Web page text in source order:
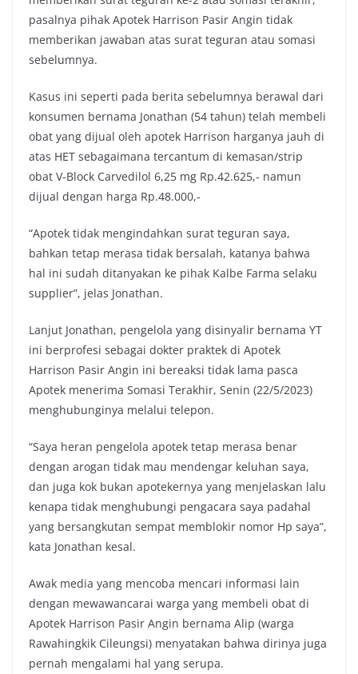
pasalnya pihak Apotek Harrison Pasir Angin tidak
memberikan jawaban atas surat teguran atau somasi
sebelumnya.
Kasus ini seperti pada berita sebelumnya berawal dari
konsumen bernama Jonathan (54 tahun) telah membeli
obat yang dijual oleh apotek Harrison harganya jauh di
atas HET sebagaimana tercantum di kemasan/strip
obat V-Block Carvedilol 6,25 mg Rp.42.625,- namun
dijual dengan harga Rp.48.000,-
“Apotek tidak mengindahkan surat teguran saya,
bahkan tetap merasa tidak bersalah, katanya bahwa
hal ini sudah ditanyakan ke pihak Kalbe Farma selaku
supplier”, jelas Jonathan.
Lanjut Jonathan, pengelola yang disinyalir bernama YT
ini berprofesi sebagai dokter praktek di Apotek
Harrison Pasir Angin ini bereaksi tidak lama pasca
Apotek menerima Somasi Terakhir, Senin (22/5/2023)
menghubunginya melalui telepon.
“Saya heran pengelola apotek tetap merasa benar
dengan arogan tidak mau mendengar keluhan saya,
dan juga kok bukan apotekernya yang menjelaskan lalu
kenapa tidak menghubungi pengacara saya padahal
yang bersangkutan sempat memblokir nomor Hp saya”,
kata Jonathan kesal.
Awak media yang mencoba mencari informasi lain
dengan mewawancarai warga yang membeli obat di
Apotek Harrison Pasir Angin bernama Alip (warga
Rawahingkik Cileungsi) menyatakan bahwa dirinya juga
pernah mengalami hal yang serupa.